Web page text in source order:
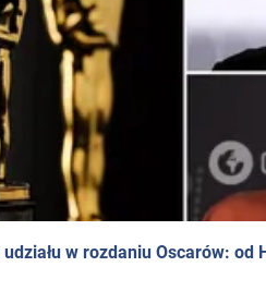
w rozdaniu Oscarów: od